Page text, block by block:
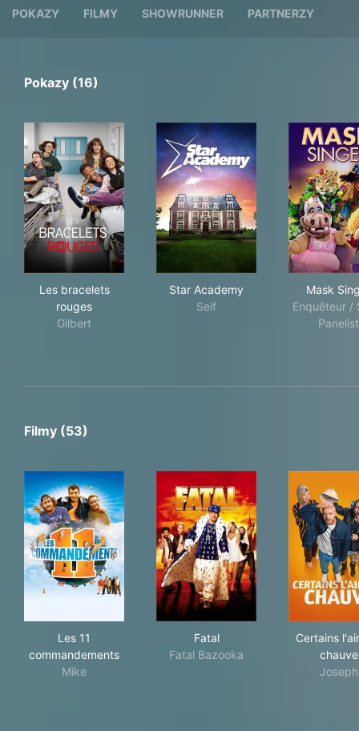
POKAZY FILMY SHOWRUNNER PARTNERZY
Pokazy (16)
Les bracelets
rouges
Gilbert
Star Academy
Self
Mask
Enquêteur /
Panelist
Filmy (53)
Les 11
commandements
Mike
Fatal
Fatal Bazooka
Certains
chauve
Joseph